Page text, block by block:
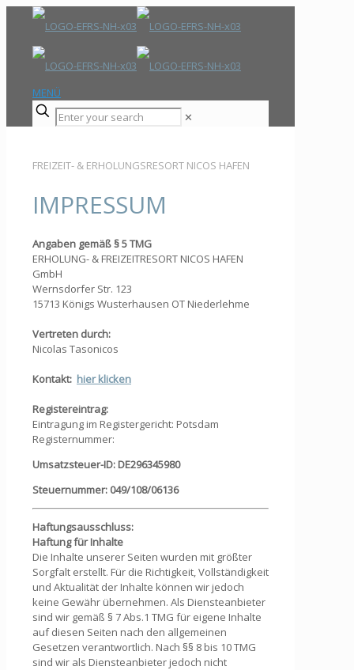
MENÜ
✕
FREIZEIT- & ERHOLUNGSRESORT NICOS HAFEN
IMPRESSUM
Angaben gemäß § 5 TMG
ERHOLUNG- & FREIZEITRESORT NICOS HAFEN
GmbH
Wernsdorfer Str. 123
15713 Königs Wusterhausen OT Niederlehme
Vertreten durch:
Nicolas Tasonicos
Kontakt: hier klicken
Registereintrag:
Eintragung im Registergericht: Potsdam
Registernummer:
Umsatzsteuer-ID: DE296345980
Steuernummer: 049/108/06136
Haftungsausschluss:
Haftung für Inhalte
Die Inhalte unserer Seiten wurden mit größter
Sorgfalt erstellt. Für die Richtigkeit, Vollständigkeit
und Aktualität der Inhalte können wir jedoch
keine Gewähr übernehmen. Als Diensteanbieter
sind wir gemäß § 7 Abs.1 TMG für eigene Inhalte
auf diesen Seiten nach den allgemeinen
Gesetzen verantwortlich. Nach §§ 8 bis 10 TMG
sind wir als Diensteanbieter jedoch nicht